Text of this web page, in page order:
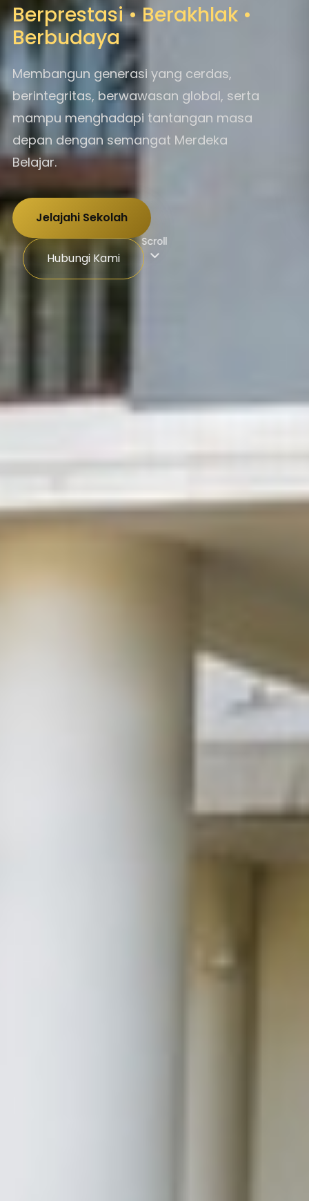
Berprestasi • Berakhlak •
Berbudaya
Membangun generasi yang cerdas,
berintegritas, berwawasan global, serta
mampu menghadapi tantangan masa
depan dengan semangat Merdeka
Belajar.
Jelajahi Sekolah
Hubungi Kami
Scroll